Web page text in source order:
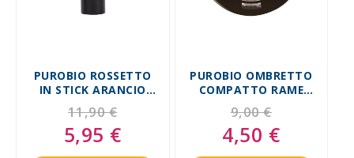
PUROBIO ROSSETTO
IN STICK ARANCIO
BRUCIATO 06
11,90 €
Special
Price
5,95 €
PUROBIO OMBRETTO
COMPATTO RAME
SHIMMER PACK 05
9,00 €
Special
Price
4,50 €